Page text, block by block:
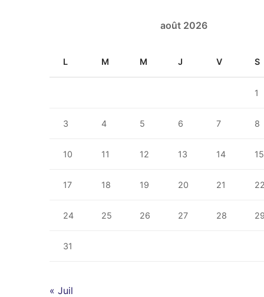
août 2026
L M M J V S
1
3 4 5 6 7 8
10 11 12 13 14 15
17 18 19 20 21
24 25 26 27 28
31
« Juil